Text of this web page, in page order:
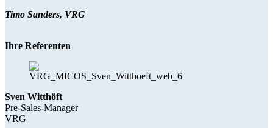
Timo Sanders, VRG
Ihre Referenten
Sven Witthöft
Pre-Sales-Manager
VRG